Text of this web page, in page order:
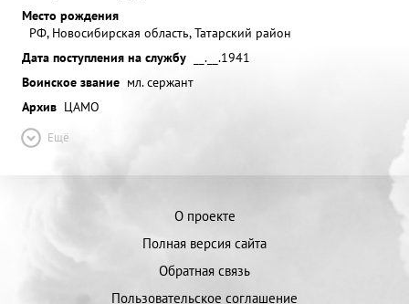
Место рождения
РФ, Новосибирская область, Татарский район
Дата поступления на службу
__.__.1941
Воинское звание мл. сержант
Архив ЦАМО
Ещё
О проекте
Полная версия сайта
Обратная связь
Пользовательское соглашение